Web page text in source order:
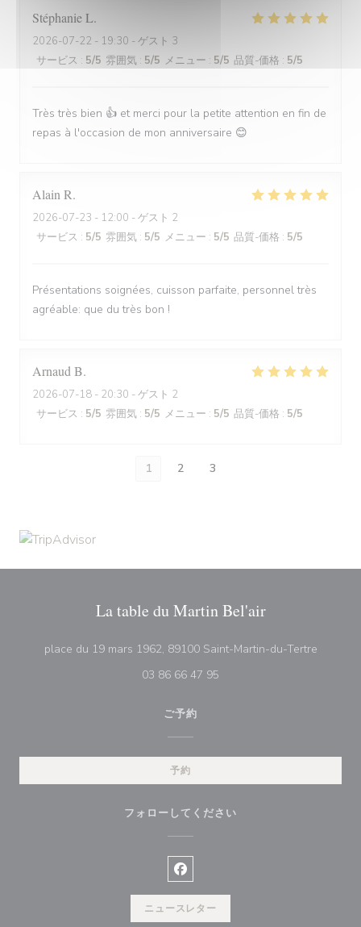
StéphanieL
2026-07-22 - 19:30 - ゲスト 3
サービス : 5/5 雰囲気 : 5/5 メニュー : 5/5 品質-価格 : 5/5
Très très bien 👍 et merci pour la petite attention en fin de
repas à l'occasion de mon anniversaire 😊
Alain R
2026-07-23 - 12:00 - ゲスト 2
サービス : 5/5 雰囲気 : 5/5 メニュー : 5/5 品質-価格 : 5/5
Présentations soignées, cuisson parfaite, personnel très
agréable: que du très bon !
Arnaud B
2026-07-18 - 20:30 - ゲスト 2
サービス : 5/5 雰囲気 : 5/5 メニュー : 5/5 品質-価格 : 5/5
1 2 3
La table du Martin Bel'air
place du 19 mars 1962, 89100 Saint-Martin-du-Tertre((新しい
03 86 66 47 95
ご予約
予約
フォローしてください
Facebook ((新しいウィンドウ
ニュースレター